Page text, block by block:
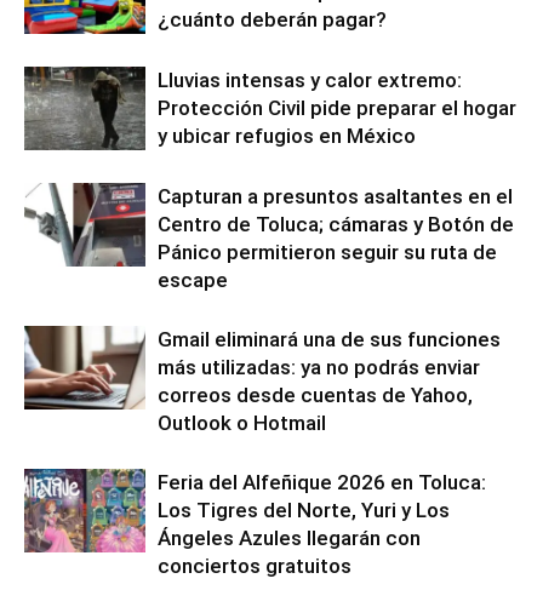
¿cuánto deberán pagar?
Lluvias intensas y calor extremo:
Protección Civil pide preparar el hogar
y ubicar refugios en México
Capturan a presuntos asaltantes en el
Centro de Toluca; cámaras y Botón de
Pánico permitieron seguir su ruta de
escape
Gmail eliminará una de sus funciones
más utilizadas: ya no podrás enviar
correos desde cuentas de Yahoo,
Outlook o Hotmail
Feria del Alfeñique 2026 en Toluca:
Los Tigres del Norte, Yuri y Los
Ángeles Azules llegarán con
conciertos gratuitos